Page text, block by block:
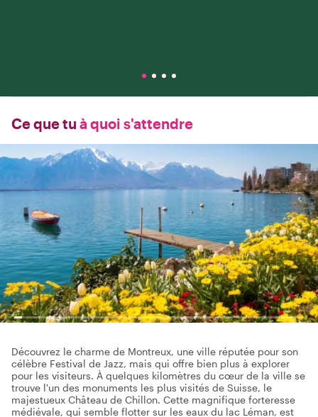
Ce que tu à quoi s'attendre
Découvrez le charme de Montreux, une ville réputée pour son
célèbre Festival de Jazz, mais qui offre bien plus à explorer
pour les visiteurs. À quelques kilomètres du cœur de la ville se
trouve l'un des monuments les plus visités de Suisse, le
majestueux Château de Chillon. Cette magnifique forteresse
médiévale, qui semble flotter sur les eaux du lac Léman, est